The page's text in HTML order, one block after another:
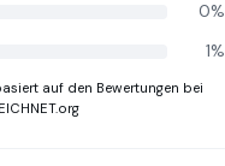
0%
1%
auf den Bewertungen bei